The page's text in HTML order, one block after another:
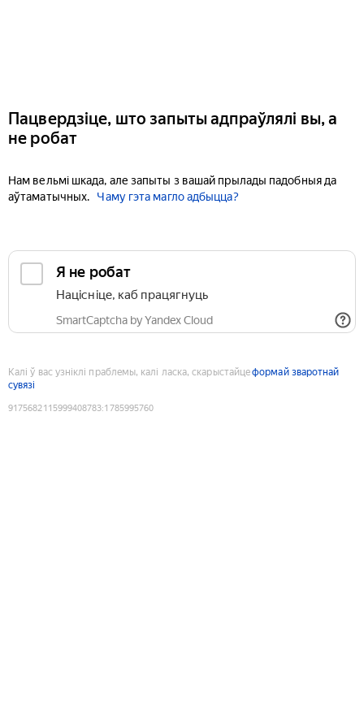
Пацвердзіце, што запыты адпраўлялі вы, а
не робат
Нам вельмі шкада, але запыты з вашай прылады падобныя да
аўтаматычных.
Чаму гэта магло адбыцца?
Я не робат
Націсніце, каб працягнуць
SmartCaptcha by Yandex Cloud
Калі ў вас узніклі праблемы, калі ласка, скарыстайцеформай зваротнай
сувязі
9175682115999408783:1785995760